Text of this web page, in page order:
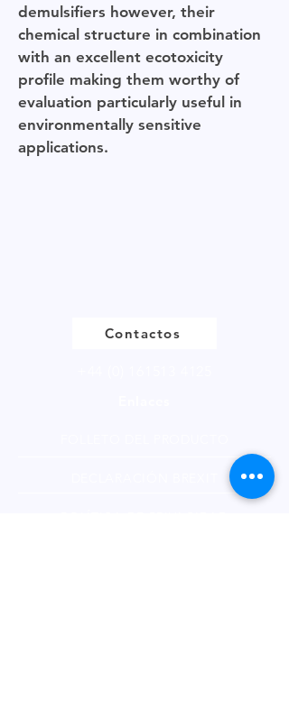
demulsifiers however, their
chemical structure in combination
with an excellent ecotoxicity
profile making them worthy of
evaluation particularly useful in
environmentally sensitive
applications.
Contactos